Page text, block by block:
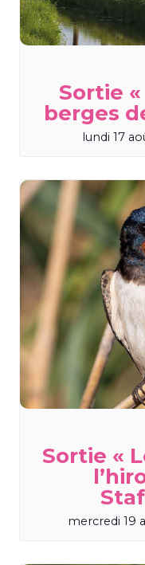
Sortie
berges
lundi 17
Sortie «
mercredi 19